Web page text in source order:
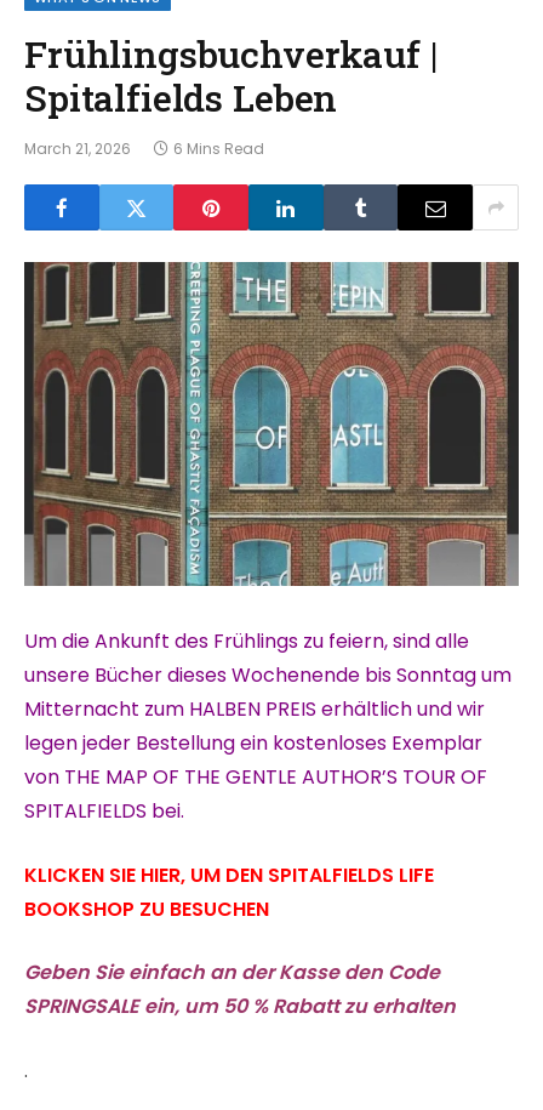
Frühlingsbuchverkauf |
Spitalfields Leben
March 21, 2026 6 Mins Read
Um die Ankunft des Frühlings zu feiern, sind alle
unsere Bücher dieses Wochenende bis Sonntag um
Mitternacht zum HALBEN PREIS erhältlich und wir
legen jeder Bestellung ein kostenloses Exemplar
von THE MAP OF THE GENTLE AUTHOR’S TOUR OF
SPITALFIELDS bei.
KLICKEN SIE HIER, UM DEN SPITALFIELDS LIFE
BOOKSHOP ZU BESUCHEN
Geben Sie einfach an der Kasse den Code
SPRINGSALE ein, um 50 % Rabatt zu erhalten
.